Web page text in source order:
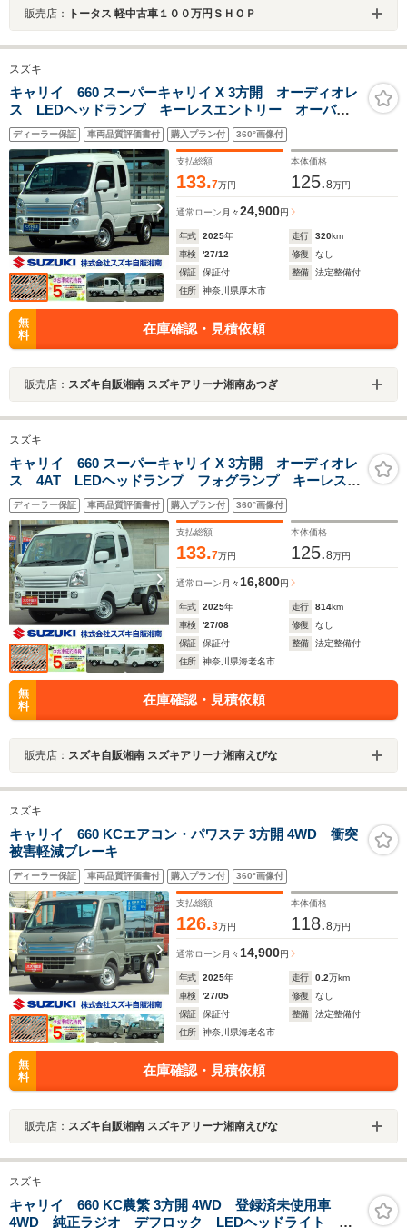
販売店： トータス 軽中古車１００万円ＳＨＯＰ
スズキ
キャリイ 660 スーパーキャリイ X 3方開 オーディオレ
ス LEDヘッドランプ キーレスエントリー オーバー
ヘッドシェルフ シートバックスペース 衝突被害軽減
ブレーキ 後方誤発進抑制機能 フォグランプ ESP
アイドリングS アングルポスト
ディーラー保証 車両品質評価書付 購入プラン付 360°画像付
支払総額
133.7万円
本体価格
125.8万円
通常ローン 月々24,900円
年式 2025年 走行 320km
車検
'27/12 修復
なし
保証
保証付 整備
法定整備付
住所
神奈川県厚木市
無
料
在庫確認・見積依頼
販売店： スズキ自販湘南 スズキアリーナ湘南あつぎ
スズキ
キャリイ 660 スーパーキャリイ X 3方開 オーディオレ
ス 4AT LEDヘッドランプ フォグランプ キーレスエ
ントリー オーバーヘッドシェルフ ESP アングルポ
スト 荷台ステップ リヤゲートチェーン LED荷台作
業灯 シートバックスペース
ディーラー保証 車両品質評価書付 購入プラン付 360°画像付
支払総額
133.7万円
本体価格
125.8万円
通常ローン 月々 16,800円
年式 2025年 走行 814km
車検
'27/08 修復
なし
保証
保証付 整備
法定整備付
住所
神奈川県海老名市
無
料
在庫確認・見積依頼
販売店： スズキ自販湘南 スズキアリーナ湘南えびな
スズキ
キャリイ 660 KCエアコン・パワステ 3方開 4WD 衝突
被害軽減ブレーキ
ディーラー保証 車両品質評価書付 購入プラン付 360°画像付
支払総額
126.3万円
本体価格
118.8万円
通常ローン 月々 14,900円
年式 2025年 走行 0.2万km
車検
'27/05 修復
なし
保証
保証付 整備
法定整備付
住所
神奈川県海老名市
無
料
在庫確認・見積依頼
販売店： スズキ自販湘南 スズキアリーナ湘南えびな
スズキ
キャリイ 660 KC農繁 3方開 4WD 登録済未使用車
4WD 純正ラジオ デフロック LEDヘッドライト オ